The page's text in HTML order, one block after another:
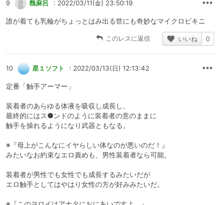
9 醜麻呂 : 2022/03/11(金) 23:50:19
誰が着ても乳輪がちょっとはみ出る世にも奇妙なマイクロビキニ
このレスに返信 いいね 0
10 星１ソフト : 2022/03/13(日) 12:13:42
定番「触手アーマー」
装着者のあらゆる体液を吸収し成長し、
最終的にはス●ンドのように装着者の意のままに
触手を操れるようになり武器ともなる。
※『母上がこんなにイヤらしい体なのが悪いのだ！』
みたいなお約束なエロ責めも、男性装着者なら可能。
装着者が男性でも女性でも成長するみたいだが
エロ触手としてはやはり女性の方が好みみたいだ。